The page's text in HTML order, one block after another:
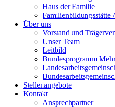
Haus der Familie
Familienbildungsstätte
Über uns
Vorstand und
Unser Team
Leitbild
Bundesprogramm
Stellenangebote
Kontakt
Ansprechpartner